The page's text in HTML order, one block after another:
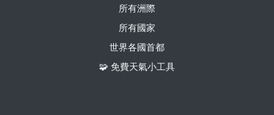
所有洲際
所有國家
世界各國首都
🧩 免費天氣小工具